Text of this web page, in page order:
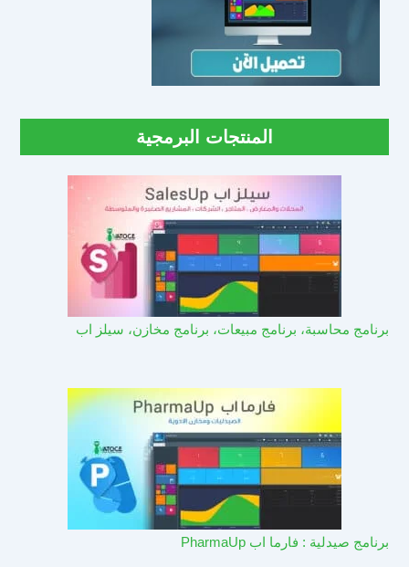
المنتجات البرمجية
برنامج محاسبة، برنامج مبيعات، برنامج مخازن، سيلز اب
برنامج صيدلية : فارما اب PharmaUp​